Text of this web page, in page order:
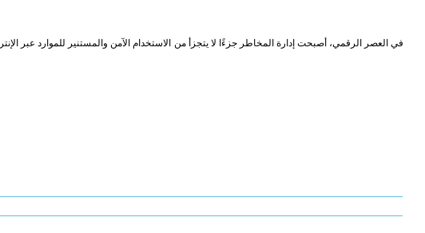
في العصر الرقمي، أصبحت إدارة المخاطر جزءًا لا يتجزأ من الاستخدام الآمن والمستنير للموارد عبر